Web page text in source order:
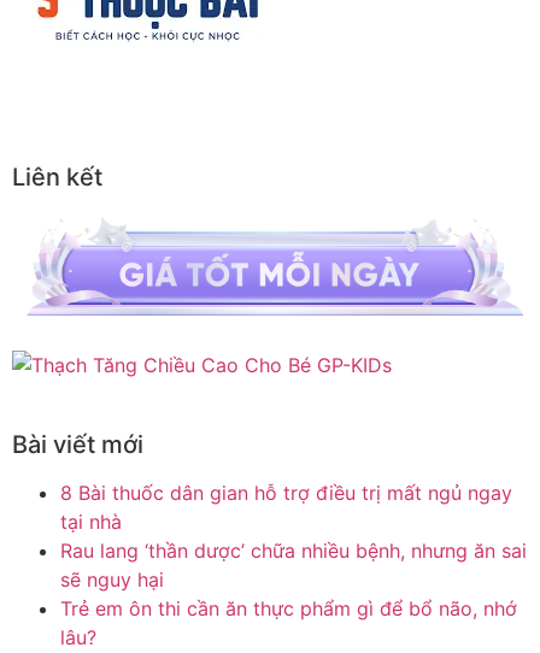
Liên kết
Bài viết mới
8 Bài thuốc dân gian hỗ trợ điều trị mất ngủ ngay
tại nhà
Rau lang ‘thần dược’ chữa nhiều bệnh, nhưng ăn sai
sẽ nguy hại
Trẻ em ôn thi cần ăn thực phẩm gì để bổ não, nhớ
lâu?